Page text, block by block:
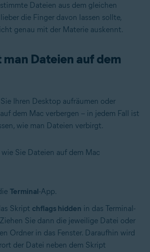
Dateien aus dem gleichen
die Finger davon lassen sollte,
genau mit der Materie auskennt.
man Dateien auf dem
Ihren Desktop aufräumen oder
dem Mac verbergen – in jedem Fall ist
wie man Dateien verbirgt.
wie Sie Dateien auf dem Mac
Terminal-App.
Skript chflags hidden in das Terminal-
Sie dann die jeweilige Datei oder
Ordner in das Fenster. Daraufhin wird
der Datei neben dem Skript